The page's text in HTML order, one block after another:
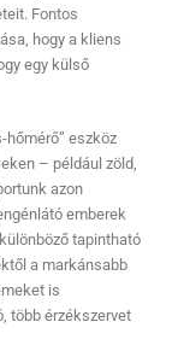
Fontos
hogy a kliens
egy külső
hőmérő” eszköz
– például zöld,
azon
emberek
tapintható
a markánsabb
is
több érzékszervet